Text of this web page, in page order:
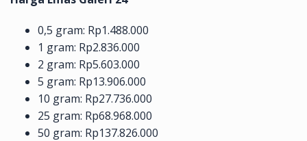
0,5 gram: Rp1.488.000
1 gram: Rp2.836.000
2 gram: Rp5.603.000
5 gram: Rp13.906.000
10 gram: Rp27.736.000
25 gram: Rp68.968.000
50 gram: Rp137.826.000